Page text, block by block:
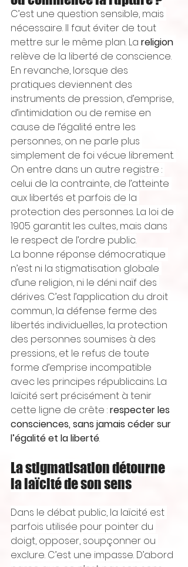
C’est une question sensible, mais
nécessaire. Il faut éviter de tout
mettre sur le même plan. La religion
relève de la liberté de conscience.
En revanche, lorsque des
pratiques deviennent des
instruments de pression, d’emprise,
d’intimidation ou de remise en
cause de l’égalité entre les
personnes, on ne parle plus
simplement de foi vécue librement.
On entre dans un autre registre :
celui de la contrainte, de l’atteinte
aux libertés et parfois de la
protection des personnes. La loi de
1905 garantit les cultes, mais dans
le respect de l’ordre public.
La bonne réponse démocratique
n’est ni la stigmatisation globale
d’une religion, ni le déni naïf des
dérives. C’est l’application du droit
commun, la défense ferme des
libertés individuelles, la protection
des personnes soumises à des
pressions, et le refus de toute
forme d’emprise incompatible
avec les principes républicains. La
laïcité sert précisément à tenir
cette ligne de crête : respecter les
consciences, sans jamais céder sur
l’égalité et la liberté.
La stigmatisation détourne
la laïcité de son sens
Dans le débat public, la laïcité est
parfois utilisée pour pointer du
doigt, opposer, soupçonner ou
exclure. C’est une impasse. D’abord